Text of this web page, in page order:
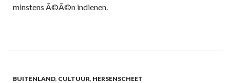
minstens Ã©Ã©n indienen.
BUITENLAND, CULTUUR, HERSENSCHEET